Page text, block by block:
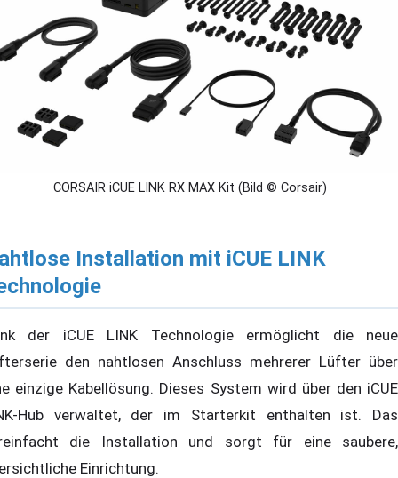
CORSAIR iCUE LINK RX MAX Kit (Bild © Corsair)
Installation mit iCUE LINK
der iCUE LINK Technologie ermöglicht die neue
den nahtlosen Anschluss mehrerer Lüfter über
einzige Kabellösung. Dieses System wird über den iCUE
Hub verwaltet, der im Starterkit enthalten ist. Das
die Installation und sorgt für eine saubere,
Einrichtung.